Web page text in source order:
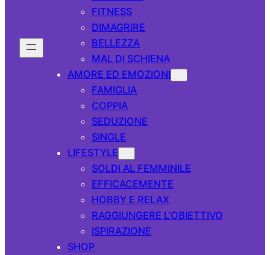
FITNESS
DIMAGRIRE
BELLEZZA
MAL DI SCHIENA
AMORE ED EMOZIONI
FAMIGLIA
COPPIA
SEDUZIONE
SINGLE
LIFESTYLE
SOLDI AL FEMMINILE
EFFICACEMENTE
HOBBY E RELAX
RAGGIUNGERE L’OBIETTIVO
ISPIRAZIONE
SHOP